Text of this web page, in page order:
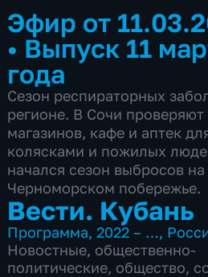
Эфир от
• Выпуск 11
года
Сезон респираторных
регионе. В Сочи проверяют
магазинов, кафе и аптек
колясками и пожилых
начался сезон выбросов
Черноморском побережье.
Вести. Кубань
Программа,2022 – …,
Новостные, общественно-
политические, общество,